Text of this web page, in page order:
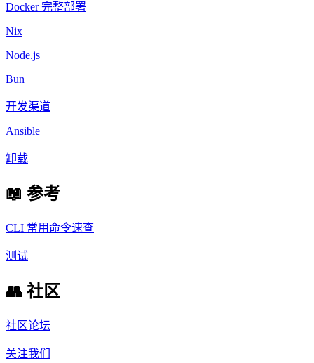
Docker 完整部署
Nix
Node.js
Bun
开发渠道
Ansible
卸载
📖 参考
CLI 常用命令速查
测试
👥 社区
社区论坛
关注我们